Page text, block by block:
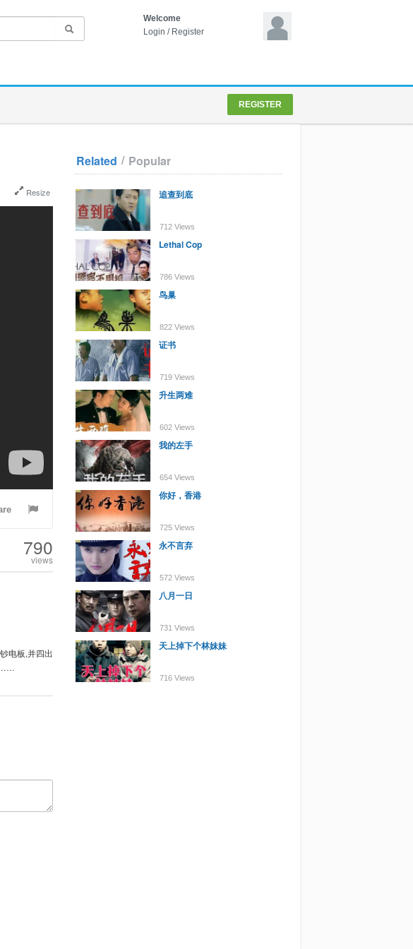
Welcome
Login / Register
REGISTER
Resize
790
views
电板,并四出
……
Related / Popular
追查到底
712 Views
Lethal Cop
786 Views
鸟巢
822 Views
证书
719 Views
升生两难
602 Views
我的左手
654 Views
你好，香港
725 Views
永不言弃
572 Views
八月一日
731 Views
天上掉下个林妹妹
716 Views